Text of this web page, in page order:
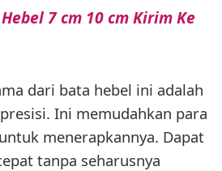
7 cm 10 cm Kirim Ke
dari bata hebel ini adalah
Ini memudahkan para
menerapkannya. Dapat
tanpa seharusnya